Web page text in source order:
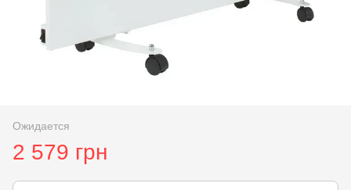
Ожидается
2 579 грн